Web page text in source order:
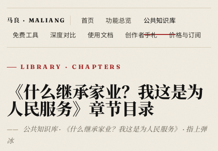
首页 功能总览
公共知识库
免费工具
深度对比 使用文档 创作者手札 价格与订阅
LIBRARY · CHAPTERS
《什么继承家业？我这是为
人民服务》章节目录
公共知识库 · 《什么继承家业？我这是为人民服务》 · 指上弹
冰